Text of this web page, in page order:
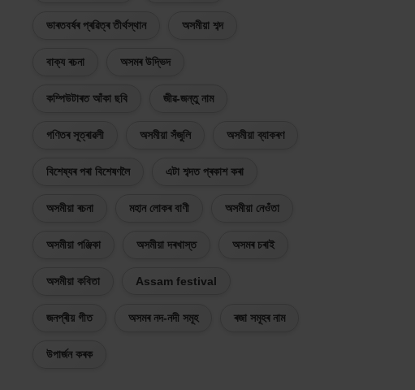
ভাৰতবৰ্ষৰ প্ৰৱিত্ৰ তীৰ্থস্থান অসমীয়া শব্দ
বাক্য ৰচনা অসমৰ উদ্ভিদ
কম্পিউটাৰত আঁকা ছবি জীৱ-জন্তু নাম
গণিতৰ সূত্ৰাৱলী অসমীয়া সঁজুলি অসমীয়া ব্যাকৰণ
বিশেষ্যৰ পৰা বিশেষণলৈ এটা শব্দত প্ৰকাশ কৰা
অসমীয়া ৰচনা মহান লোকৰ বাণী অসমীয়া নেওঁতা
অসমীয়া পঞ্জিকা অসমীয়া দৰখাস্ত অসমৰ চৰাই
অসমীয়া কবিতা Assam festival
জনপ্ৰীয় গীত অসমৰ নদ-নদী সমূহ ৰজা সমূহৰ নাম
উপাৰ্জন কৰক